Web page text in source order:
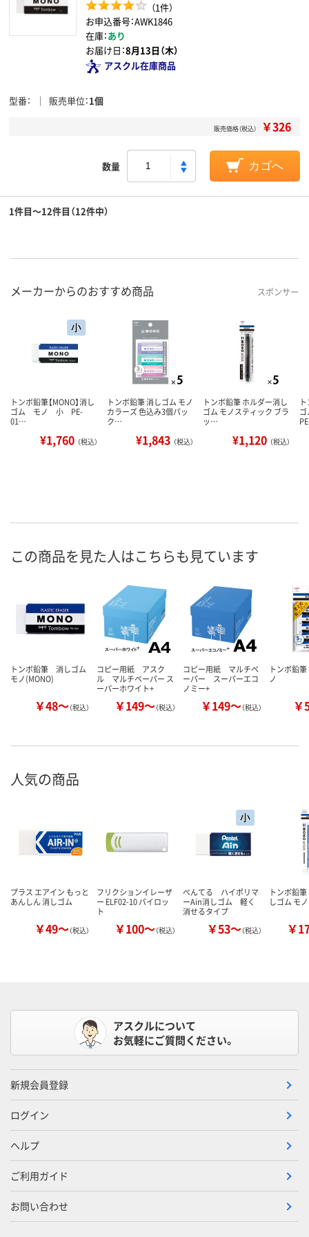
（1件）
お申込番号：AWK1846
在庫：あり
お届け日：8月13日（木）
アスクル在庫商品
型番 販売単位 1個
販売価格（税込） ￥326
数量 カゴへ
1件目～12件目（12件中）
メーカーからのおすすめ商品 スポンサー
トンボ鉛筆【MONO】消し
ゴム モノ 小 PE-
01…
¥1,760 （税込）
トンボ鉛筆 消しゴム モノ
カラーズ 色込み3個パッ
ク…
¥1,843 （税込）
トンボ鉛筆 ホルダー消し
ゴム モノスティック ブラ
ッ…
¥1,120 （税込）
この商品を見た人はこちらも見ています
トンボ鉛筆 消しゴム
モノ(MONO)
￥48～（税込）
コピー用紙 アスク
ル マルチペーパー ス
ーパーホワイト+
￥149～（税込）
コピー用紙 マルチペ
ーパー スーパーエコ
ノミー+
￥149～（税込）
トンボ鉛
ノ
￥
人気の商品
プラス エアイン もっと
あんしん 消しゴム
￥49～（税込）
フリクションイレーザ
ー ELF02-10 パイロッ
ト
￥100～（税込）
ぺんてる ハイポリマ
ーAin消しゴム 軽く
消せるタイプ
￥53～（税込）
トンボ鉛
しゴム モ
￥
アスクルについて
お気軽にご質問ください。
新規会員登録
ログイン
ヘルプ
ご利用ガイド
お問い合わせ